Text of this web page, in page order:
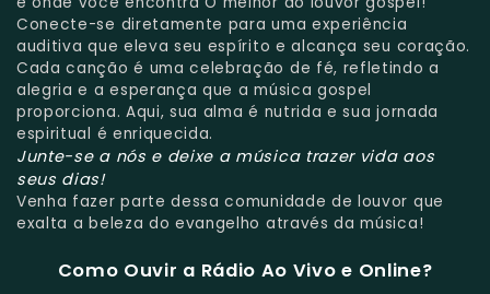
Conecte-se diretamente para uma experiência
auditiva que eleva seu espírito e alcança seu coração.
Cada canção é uma celebração de fé, refletindo a
alegria e a esperança que a música gospel
proporciona. Aqui, sua alma é nutrida e sua jornada
espiritual é enriquecida.
Junte-se a nós e deixe a música trazer vida aos
seus dias!
Venha fazer parte dessa comunidade de louvor que
exalta a beleza do evangelho através da música!
Como Ouvir a Rádio Ao Vivo e Online?